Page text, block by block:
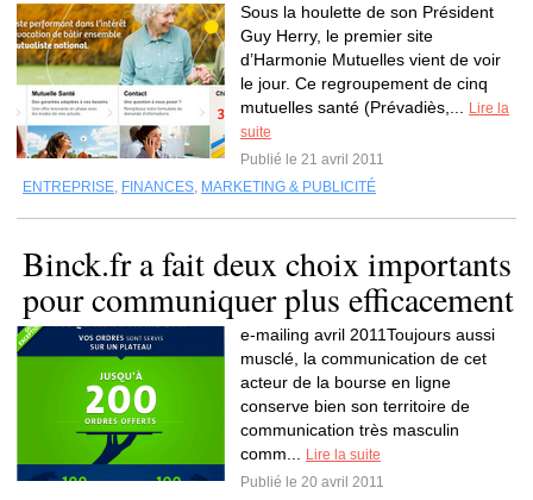
Sous la houlette de son Président
Guy Herry, le premier site
d’Harmonie Mutuelles vient de voir
le jour. Ce regroupement de cinq
mutuelles santé (Prévadiès,...
Lire la
suite
Publié le 21 avril 2011
ENTREPRISE, FINANCES, MARKETING & PUBLICITÉ
Binck.fr a fait deux choix importants
pour communiquer plus efficacement
e-mailing avril 2011Toujours aussi
musclé, la communication de cet
acteur de la bourse en ligne
conserve bien son territoire de
communication très masculin
comm...
Lire la suite
Publié le 20 avril 2011